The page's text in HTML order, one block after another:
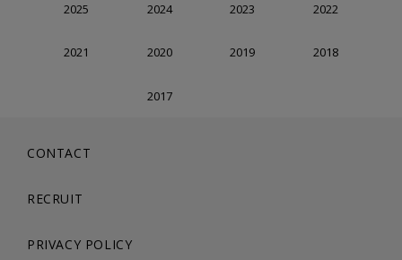
2025 2024 2023 2022
2021 2020 2019 2018
2017
CONTACT
RECRUIT
PRIVACY POLICY